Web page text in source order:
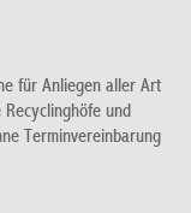
für Anliegen aller Art
und
Terminvereinbarung